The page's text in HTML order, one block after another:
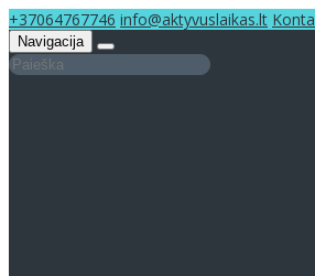
+37064767746 info@aktyvuslaikas.lt
Navigacija